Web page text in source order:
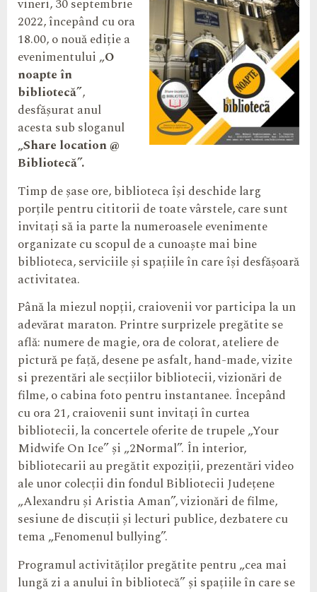
vineri, 30 septembrie
2022, începând cu ora
18.00, o nouă ediție a
evenimentului „O
noapte în
bibliotecă”,
desfășurat anul
acesta sub sloganul
„Share location @
Bibliotecă”.
Timp de șase ore, biblioteca își deschide larg
porțile pentru cititorii de toate vârstele, care sunt
invitați să ia parte la numeroasele evenimente
organizate cu scopul de a cunoaște mai bine
biblioteca, serviciile și spațiile în care își desfășoară
activitatea.
Până la miezul nopții, craiovenii vor participa la un
adevărat maraton. Printre surprizele pregătite se
află: numere de magie, ora de colorat, ateliere de
pictură pe față, desene pe asfalt, hand-made, vizite
si prezentări ale secțiilor bibliotecii, vizionări de
filme, o cabina foto pentru instantanee. Începând
cu ora 21, craiovenii sunt invitați în curtea
bibliotecii, la concertele oferite de trupele „Your
Midwife On Ice” și „2Normal”. În interior,
bibliotecarii au pregătit expoziții, prezentări video
ale unor colecții din fondul Bibliotecii Județene
„Alexandru și Aristia Aman”, vizionări de filme,
sesiune de discuții și lecturi publice, dezbatere cu
tema „Fenomenul bullying”.
Programul activităților pregătite pentru „cea mai
lungă zi a anului în bibliotecă” și spațiile în care se